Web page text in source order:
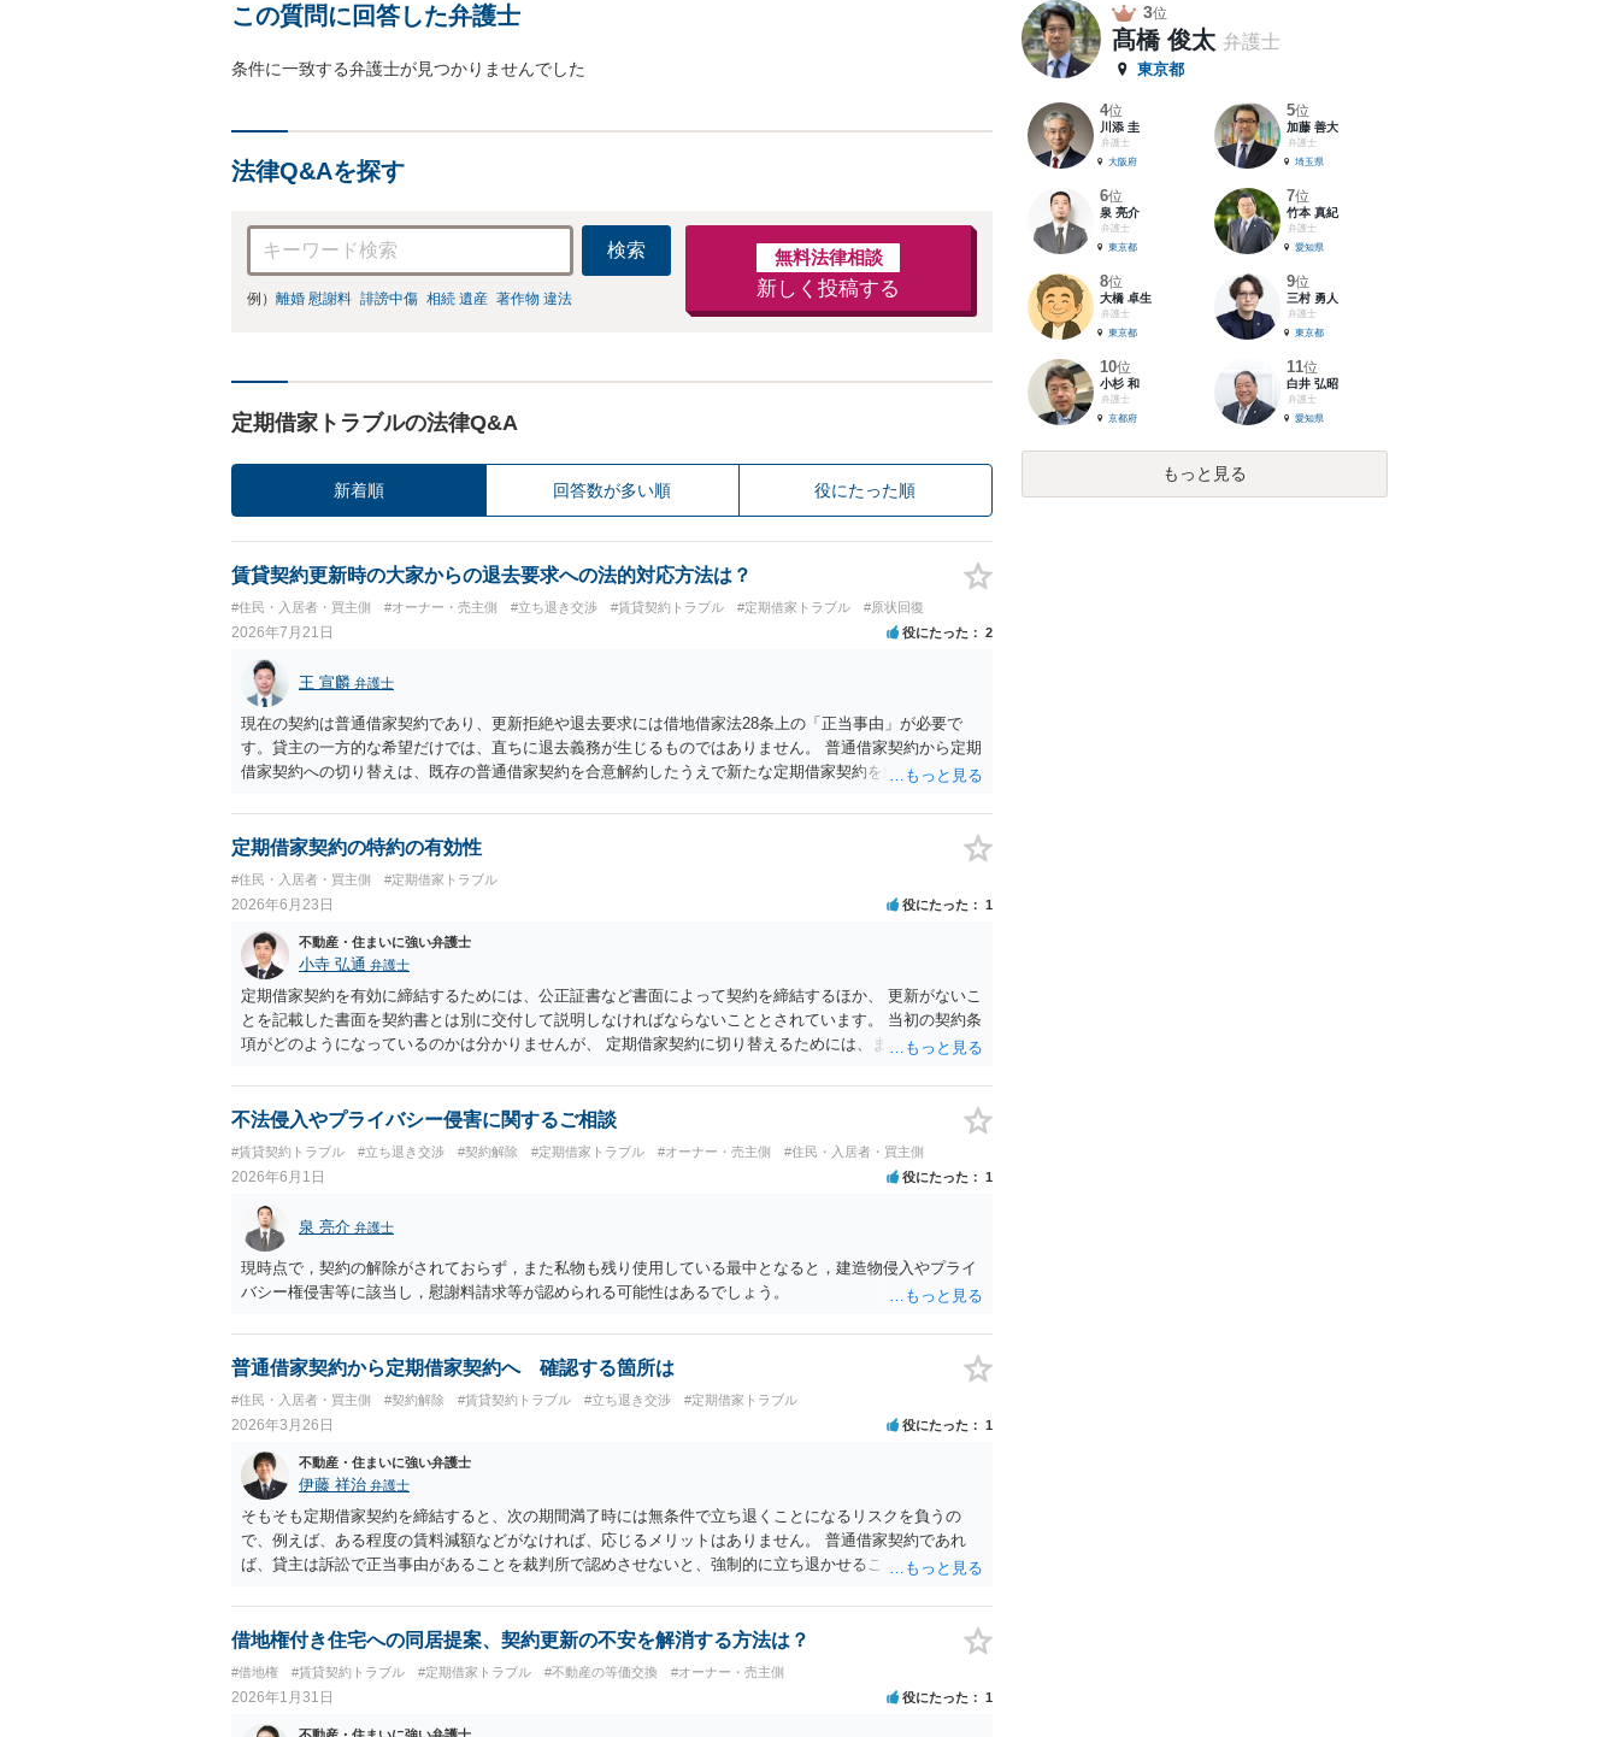
この質問に回答した弁護士
条件に一致する弁護士が見つかりませんでした
法律Q&Aを探す
検索
例） 離婚 慰謝料 誹謗中傷 相続 遺産 著作物 違法
無料法律相談
新しく投稿する
定期借家トラブルの法律Q&A
新着順 回答数が多い順 役にたった順
賃貸契約更新時の大家からの退去要求への法的対応方法は？
#住民・入居者・買主側 #オーナー・売主側 #立ち退き交渉 #賃貸契約トラブル #定期借家トラブル #原状回復
2026年7月21日 役にたった 2
王 宣麟 弁護士
現在の契約は普通借家契約であり、更新拒絶や退去要求には借地借家法28条上の「正当事由」が必要で
す。貸主の一方的な希望だけでは、直ちに退去義務が生じるものではありません。 普通借家契約から定期
借家契約への切り替えは、既存の普通借家契約を合意解約したうえで新たな定期借家契約を締結する形に
子どもの学校や地域とのつながり、転居費用の準備が困難な事情などは、借主側の強い居住継続の必要性
として正当事由判断において重視される要素ですので、貸主側にかなり具体的な事情と立退料などがない
賃貸借契約の有効性を直ちに否定するものではなく、引渡しがされていれば賃貸借の効力は原則有効とさ
れています。 今後の交渉では、①現在は普通借家契約が継続しており定期借家への変更に合意していない
こと、②貸主側の事情（誰が所有者で誰が実際に住む予定か等）を具体的に書面で説明してほしいこと、
③自分たちの居住継続の必要性を丁寧に伝えること、を基本方針としたうえで、仮に一定時期の退去を検
討する場合には、立退料・引越費用・原状回復費用負担などの条件を明確にした書面を作成することが重
要です。 契約書では、更新条項・解除条項・期間の定め・定期借家に関する記載の有無、これまでの更新
時の合意内容（「今回で最後」などの文言）が、借主不利な特約として無効になり得るかどうかも含めて
検討ポイントになりますので、署名押印前に内容を十分に確認し、不明点は弁護士に相談することをおす
すめします。
定期借家契約の特約の有効性
#住民・入居者・買主側 #定期借家トラブル
2026年6月23日 役にたった 1
不動産・住まいに強い弁護士
小寺 弘通 弁護士
定期借家契約を有効に締結するためには、公正証書など書面によって契約を締結するほか、 更新がないこ
とを記載した書面を契約書とは別に交付して説明しなければならないこととされています。 当初の契約条
項がどのようになっているのかは分かりませんが、 定期借家契約に切り替えるためには、まず双方の合意
口頭で承諾したというだけでは定期借家契約が成立したとは言えないのではないかと考えられます。 ま
た、定期借家契約に移行するとの特約事項に同意していたことをもって 当然に定期借家契約が成立すると
の契約書等を弁護士に見てもらった上で改めて相談されることをお勧めします。
不法侵入やプライバシー侵害に関するご相談
#賃貸契約トラブル #立ち退き交渉 #契約解除 #定期借家トラブル #オーナー・売主側 #住民・入居者・買主側
2026年6月1日 役にたった 1
泉 亮介 弁護士
現時点で，契約の解除がされておらず，また私物も残り使用している最中となると，建造物侵入やプライ
バシー権侵害等に該当し，慰謝料請求等が認められる可能性はあるでしょう。
普通借家契約から定期借家契約へ 確認する箇所は
#住民・入居者・買主側 #契約解除 #賃貸契約トラブル #立ち退き交渉 #定期借家トラブル
2026年3月26日 役にたった 1
不動産・住まいに強い弁護士
伊藤 祥治 弁護士
そもそも定期借家契約を締結すると、次の期間満了時には無条件で立ち退くことになるリスクを負うの
で、例えば、ある程度の賃料減額などがなければ、応じるメリットはありません。 普通借家契約であれ
ば、貸主は訴訟で正当事由があることを裁判所で認めさせないと、強制的に立ち退かせることはできませ
方針でよいと思います。
借地権付き住宅への同居提案、契約更新の不安を解消する方法は？
#借地権 #賃貸契約トラブル #定期借家トラブル #不動産の等価交換 #オーナー・売主側
2026年1月31日 役にたった 1
3位
髙橋 俊太 弁護士
東京都
4位
川添 圭
弁護士
大阪府
5位
加藤 善大
弁護士
埼玉県
6位
泉 亮介
弁護士
東京都
7位
竹本 真紀
弁護士
愛知県
8位
大橋 卓生
弁護士
東京都
9位
三村 勇人
弁護士
東京都
10位
小杉 和
弁護士
京都府
11位
白井 弘昭
弁護士
愛知県
もっと見る